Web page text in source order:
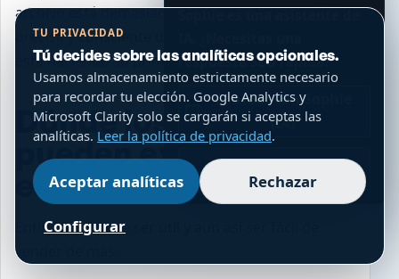
archivo está demasiado suelto. Si la respuesta es
precisa y consciente de la evidencia, la declaración
está haciendo su primer trabajo.
Dónde los SEOs
pueden exagerar
esto
EntityMap puede ser útil y aun así ser fácil de
vender de más.
TU PRIVACIDAD
Tú decides sobre las analíticas opcionales.
Usamos almacenamiento estrictamente necesario
para recordar tu elección. Google Analytics y
Microsoft Clarity solo se cargarán si aceptas las
analíticas. Leer la política de privacidad.
Aceptar analíticas Rechazar
Configurar
respuesta SEO rápida?
Chatear con Sophie
(IA)